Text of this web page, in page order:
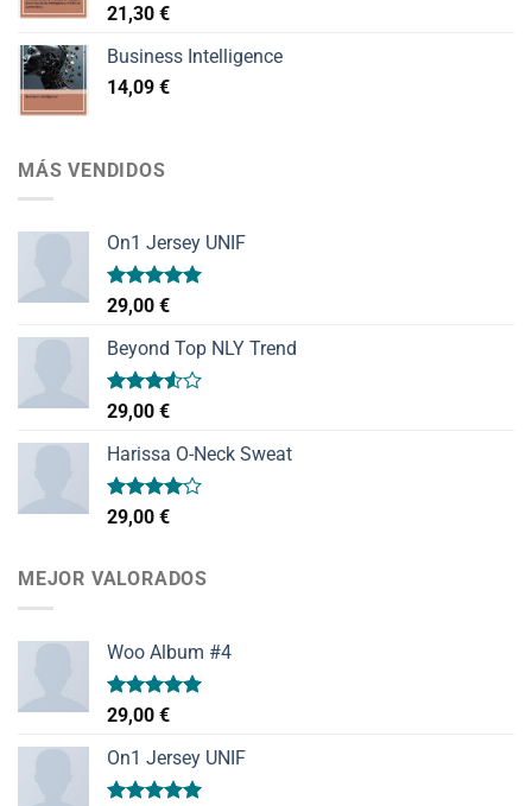
21,30 €
Business Intelligence
14,09 €
MÁS VENDIDOS
On1 Jersey UNIF
Valorado
con
de 5
29,00 €
Beyond Top NLY Trend
Valorado
con
3.50de
5
29,00 €
Harissa O-Neck Sweat
Valorado
con
29,00 €
MEJOR VALORADOS
Woo Album #4
Valorado
con
de 5
29,00 €
On1 Jersey UNIF